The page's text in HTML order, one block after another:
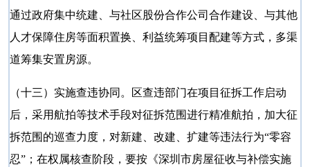
通过政府集中统建、与社区股份合作公司合作建设、与其他
人才保障住房等面积置换、利益统筹项目配建等方式，多渠
道筹集安置房源。
（十三）实施查违协同。区查违部门在项目征拆工作启动
后，采用航拍等技术手段对征拆范围进行精准航拍，加大征
拆范围的巡查力度，对新建、改建、扩建等违法行为“零容
忍”；在权属核查阶段，要按《深圳市房屋征收与补偿实施